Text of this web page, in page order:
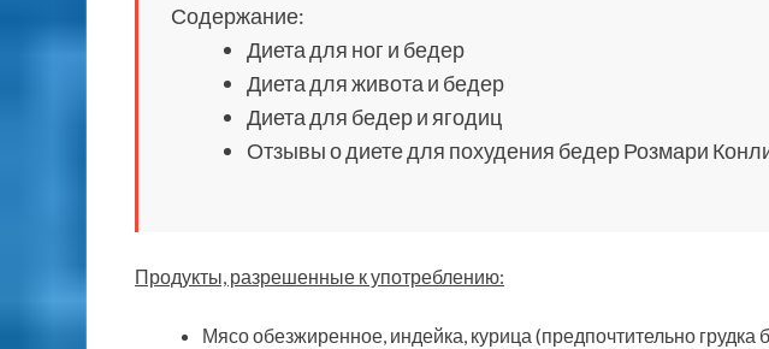
Содержание:
Диета для ног и бедер
Диета для живота и бедер
Диета для бедер и ягодиц
Отзывы о диете для похудения бедер Розмари
Продукты, разрешенные к употреблению:
Мясо обезжиренное, индейка, курица (предпочтительно грудка